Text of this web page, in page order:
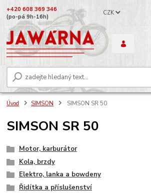
CZK
+420 608 369 346
(po-pá 9h-16h)
Úvod SIMSON SIMSON SR 50
SIMSON SR 50
Motor, karburátor
Kola, brzdy
Elektro, lanka a bowdeny
Řidítka a příslušenství